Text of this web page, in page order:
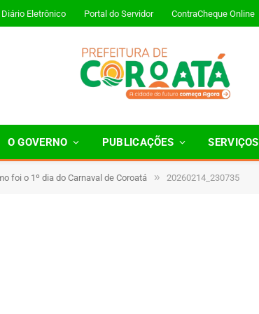
Diário Eletrônico Portal do Servidor ContraCheque Online
O GOVERNO PUBLICAÇÕES SERVIÇOS
foi o 1º dia do Carnaval de Coroatá » 20260214_230735